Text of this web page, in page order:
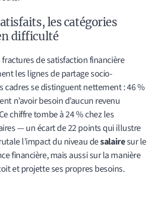
les catégories
difficulté
fractures de satisfaction financière
les lignes de partage socio-
cadres se distinguent nettement : 46 %
n’avoir besoin d’aucun revenu
chiffre tombe à 24 % chez les
— un écart de 22 points qui illustre
l’impact du niveau desalairesur le
financière, mais aussi sur la manière
et projette ses propres besoins.